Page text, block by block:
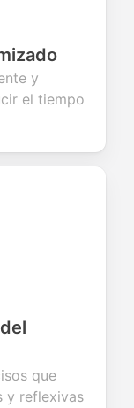
y
el tiempo
que
y reflexivas